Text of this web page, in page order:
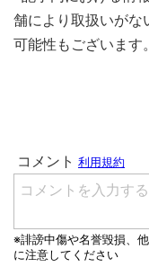
舗により取扱いがな
可能性もございます